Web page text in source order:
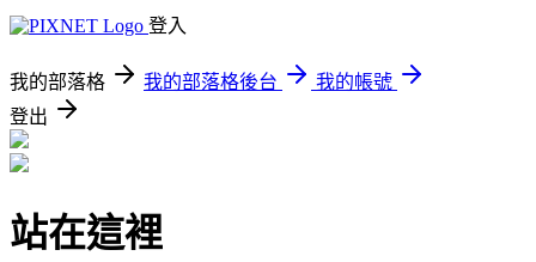
登入
我的部落格 我的部落格後台
我的帳號
登出
站在這裡